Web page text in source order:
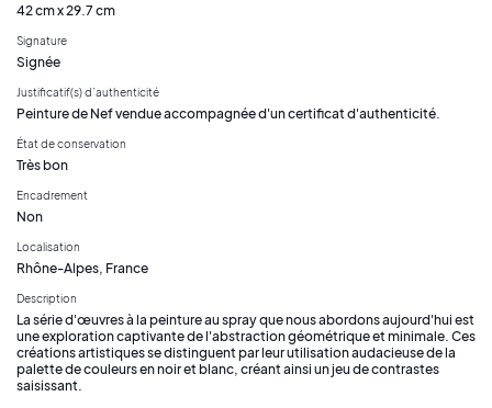
42 cm x 29.7 cm
Signature
Signée
Justificatif(s) d’authenticité
Peinture de Nef vendue accompagnée d'un certificat d'authenticité.
État de conservation
Très bon
Encadrement
Non
Localisation
Rhône-Alpes, France
Description
La série d'œuvres à la peinture au spray que nous abordons aujourd'hui est
une exploration captivante de l'abstraction géométrique et minimale. Ces
créations artistiques se distinguent par leur utilisation audacieuse de la
palette de couleurs en noir et blanc, créant ainsi un jeu de contrastes
saisissant.